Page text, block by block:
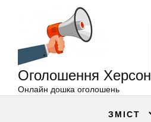
Оголошення Херсон
Онлайн дошка оголошень
ЗМІСТ